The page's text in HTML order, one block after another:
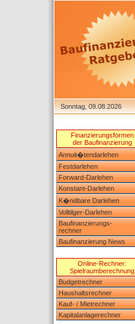
Sonntag, 09.08.2026
Finanzierungsformen
der Baufinanzierung
Annuit�tendarlehen
Festdarlehen
Forward-Darlehen
Konstant-Darlehen
K�ndbare Darlehen
Volltilger-Darlehen
Baufinanzierungs-
rechner
Baufinanzierung News
Online-Rechner:
Spielraumberechnung
Budgetrechner
Haushaltsrechner
Kauf- / Mietrechner
Kapitalanlagerechner